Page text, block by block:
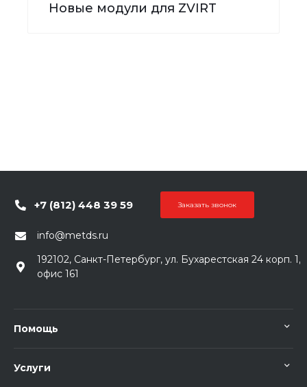
Новые модули для ZVIRT
+7 (812) 448 39 59 Заказать звонок
info@metds.ru
192102, Санкт-Петербург, ул. Бухарестская 24 корп. 1,
офис 161
Помощь
Услуги